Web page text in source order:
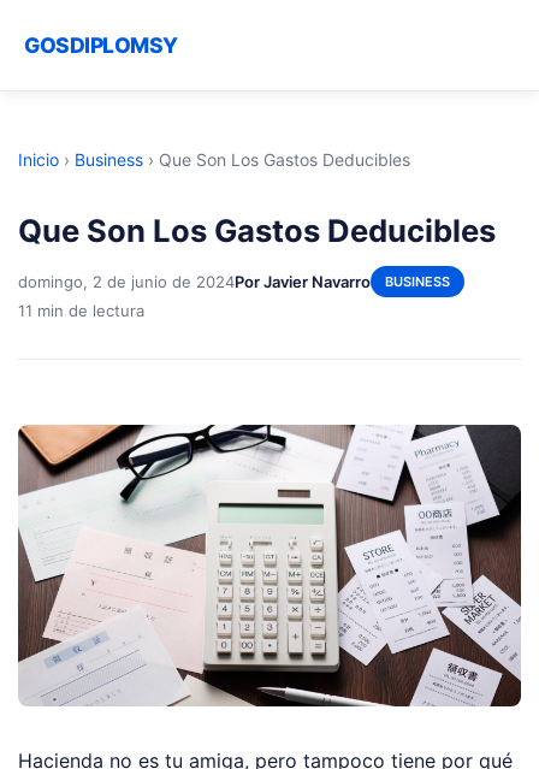
GOSDIPLOMSY
Inicio › Business › Que Son Los Gastos Deducibles
Que Son Los Gastos Deducibles
domingo, 2 de junio de 2024Por Javier Navarro BUSINESS
11 min de lectura
Hacienda no es tu amiga, pero tampoco tiene por qué